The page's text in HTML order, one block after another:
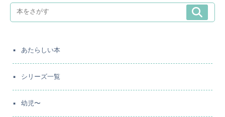
あたらしい本
シリーズ一覧
幼児〜